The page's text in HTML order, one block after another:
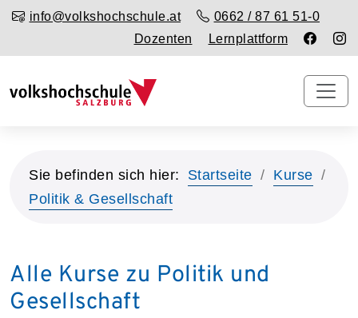
info@volkshochschule.at
0662 / 87 61 51-0
Dozenten
Lernplattform
Sie befinden sich hier: Startseite
Kurse
Politik & Gesellschaft
Alle Kurse zu Politik und
Gesellschaft